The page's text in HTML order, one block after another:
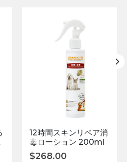
12時間スキンリペア消
毒ローション 200ml
$268.00